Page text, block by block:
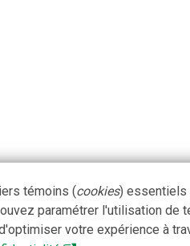
témoins (cookies) essentiels
paramétrer l'utilisation de
votre expérience à